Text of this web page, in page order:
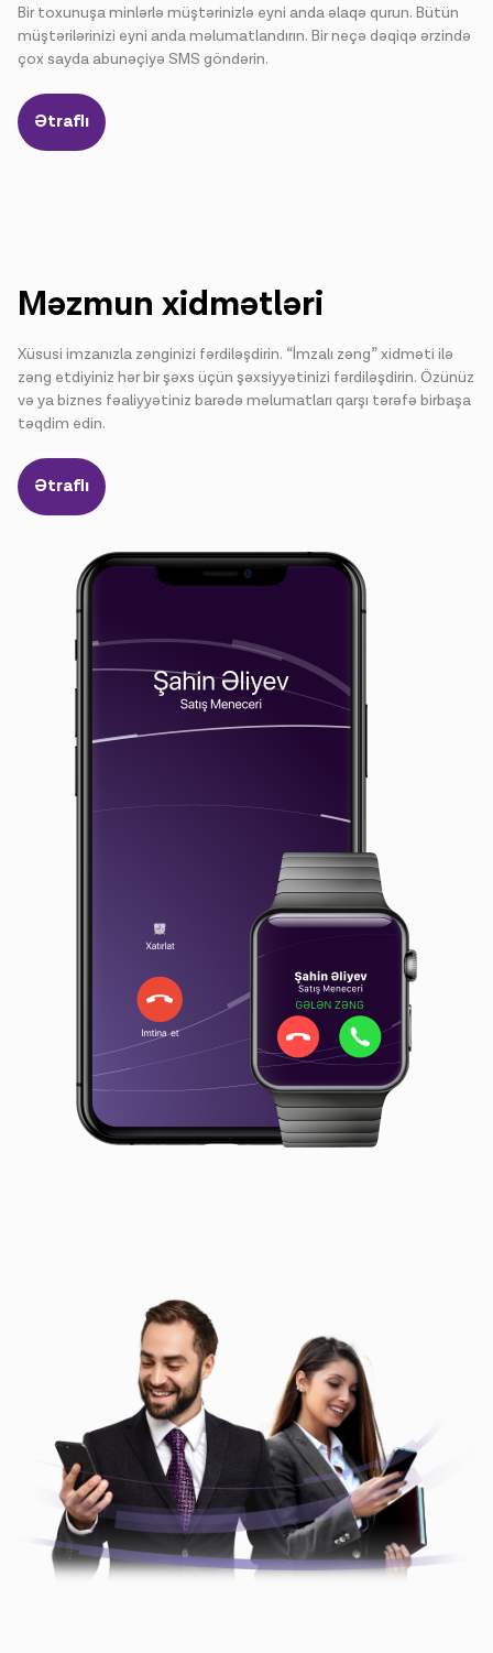
Bir toxunuşa minlərlə müştərinizlə eyni anda əlaqə qurun. Bütün
müştərilərinizi eyni anda məlumatlandırın. Bir neçə dəqiqə ərzində
çox sayda abunəçiyə SMS göndərin.
Ətraflı
Məzmun xidmətləri
Xüsusi imzanızla zənginizi fərdiləşdirin. “İmzalı zəng” xidməti ilə
zəng etdiyiniz hər bir şəxs üçün şəxsiyyətinizi fərdiləşdirin. Özünüz
və ya biznes fəaliyyətiniz barədə məlumatları qarşı tərəfə birbaşa
təqdim edin.
Ətraflı